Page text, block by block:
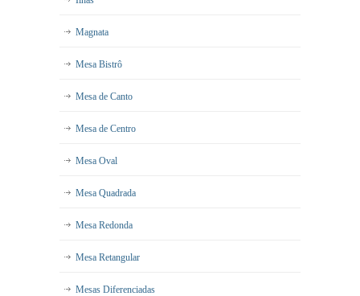
Magnata
Mesa Bistrô
Mesa de Canto
Mesa de Centro
Mesa Oval
Mesa Quadrada
Mesa Redonda
Mesa Retangular
Mesas Diferenciadas